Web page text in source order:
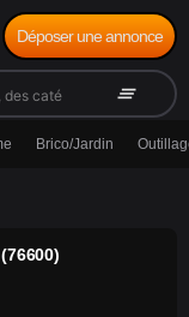
clear_all
Déposer une annonce
Brico/Jardin